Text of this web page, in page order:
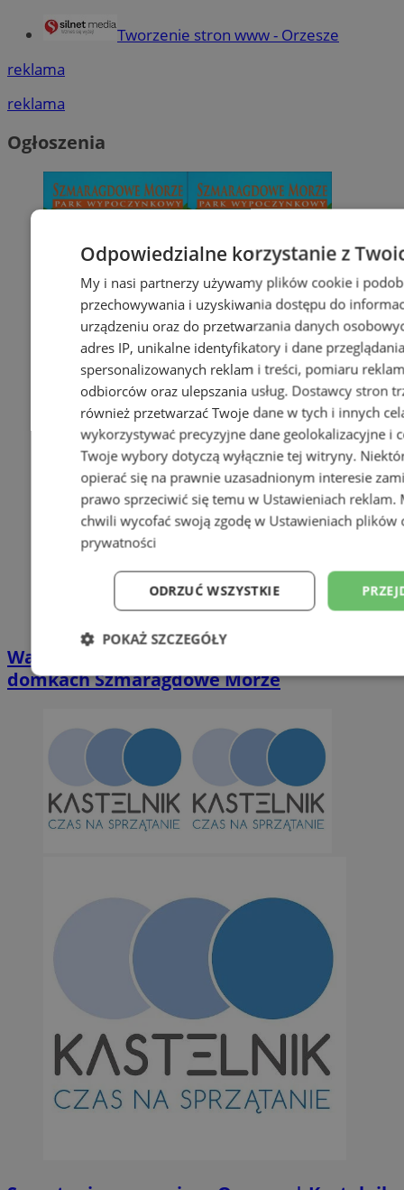
Tworzenie stron www - Orzesze
reklama
reklama
Ogłoszenia
Wakacyjny wypoczynek nad Bałtykiem w
domkach Szmaragdowe Morze
Odpowiedzialne korzystanie z
My i nasi partnerzy używamy plików cookie i
przechowywania i uzyskiwania dostępu do
urządzeniu oraz do przetwarzania danych
adres IP, unikalne identyfikatory i dane
spersonalizowanych reklam i treści, pomiaru
odbiorców oraz ulepszania usług. Dostawcy stron
również przetwarzać Twoje dane w tych i innych
wykorzystywać precyzyjne dane geolokalizacyjne i
Twoje wybory dotyczą wyłącznie tej witryny.
opierać się na prawnie uzasadnionym interesie
prawo sprzeciwić się temu w Ustawieniach reklam.
chwili wycofać swoją zgodę w Ustawieniach plików
prywatności
ODRZUĆ WSZYSTKIE
POKAŻ SZCZEGÓŁY
Niezbędne Wydajność
Niesklasyfikowane
Niezbędne pliki cookie umożliwiają korzystanie z podstawowych
takich jak logowanie użytkownika i zarządzanie kontem. Bez
można prawidłowo korzystać ze strony internetowej.
orzesze.com.pl
QeSessID orzesze.com.pl
MvSessID orzesze.com.pl